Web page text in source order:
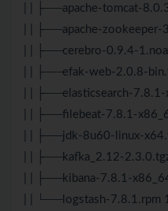
| | ├──apache-tomcat-
| | ├──apache-zookeeper-
| | ├──cerebro-0.9.4-
| | ├──efak-web-2.0.8-
| | ├──elasticsearch-
| | ├──filebeat-7.8.1-
| | ├──jdk-8u60-linux-
| | ├──kafka_2.12-
| | ├──kibana-7.8.1-
| | └──logstash-7.8.1.rpm